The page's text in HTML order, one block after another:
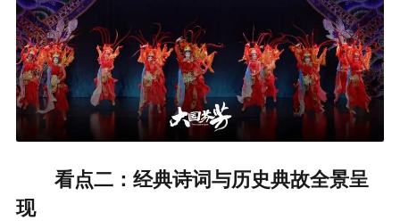
看点二：经典诗词与历史典故全景呈
现